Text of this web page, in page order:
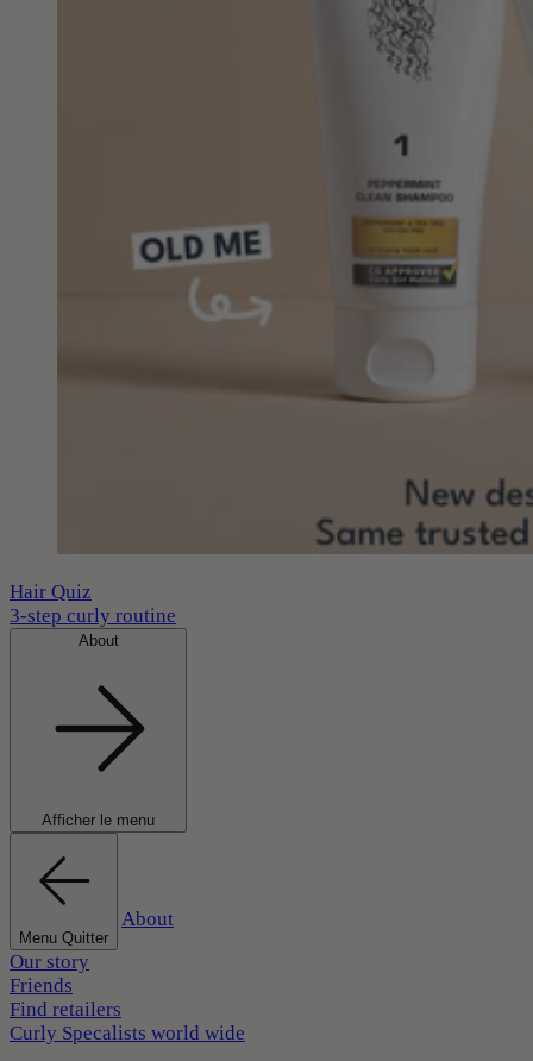
Hair Quiz
3-step curly routine
About
Afficher le menu
Menu Quitter
About
Our story
Friends
Find retailers
Curly Specalists world wide